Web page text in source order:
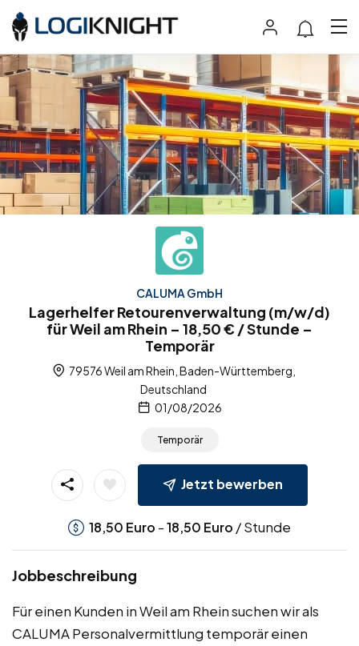
CALUMA GmbH
Lagerhelfer Retourenverwaltung (m/w/d)
für Weil am Rhein – 18,50 € / Stunde –
Temporär
79576 Weil am Rhein, Baden-Württemberg,
Deutschland
01/08/2026
Temporär
Jetzt bewerben
18,50 Euro -18,50 Euro / Stunde
Jobbeschreibung
Für einen Kunden in Weil am Rhein suchen wir als
CALUMA Personalvermittlung temporär einen